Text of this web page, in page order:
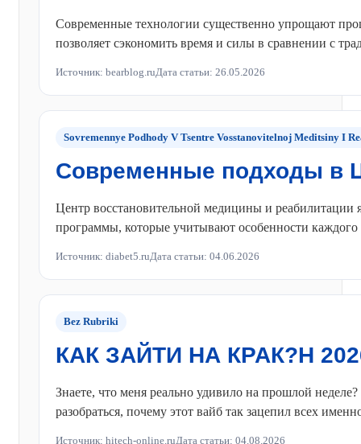
Современные технологии существенно упрощают
позволяет сэкономить время и силы в сравнении с
Источник: bearblog.ruДата статьи: 26.05.2026
Sovremennye Podhody V Tsentre Vosstanovitelnoj Meditsiny I
Современные подходы в
Центр восстановительной медицины и реабилитации
программы, которые учитывают особенности каждого
Источник: diabet5.ruДата статьи: 04.06.2026
Bez Rubriki
КАК ЗАЙТИ НА КРАК?Н
Знаете, что меня реально удивило на прошлой
разобраться, почему этот вайб так зацепил всех
Источник: hitech-online.ruДата статьи: 04.08.2026